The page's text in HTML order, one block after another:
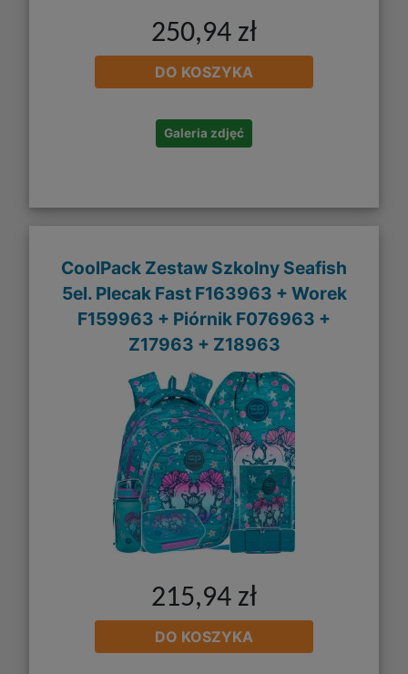
250,94 zł
DO KOSZYKA
Galeria zdjęć
CoolPack Zestaw Szkolny Seafish
5el. Plecak Fast F163963 + Worek
F159963 + Piórnik F076963 +
Z17963 + Z18963
215,94 zł
DO KOSZYKA